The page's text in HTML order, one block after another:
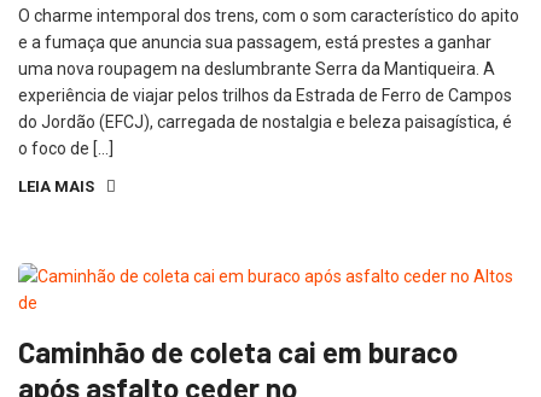
O charme intemporal dos trens, com o som característico do apito
e a fumaça que anuncia sua passagem, está prestes a ganhar
uma nova roupagem na deslumbrante Serra da Mantiqueira. A
experiência de viajar pelos trilhos da Estrada de Ferro de Campos
do Jordão (EFCJ), carregada de nostalgia e beleza paisagística, é
o foco de […]
LEIA MAIS
Caminhão de coleta cai em buraco
após asfalto ceder no